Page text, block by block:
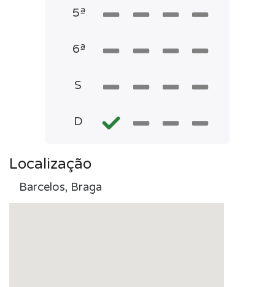
5ª
6ª
S
D
Localização
Barcelos, Braga